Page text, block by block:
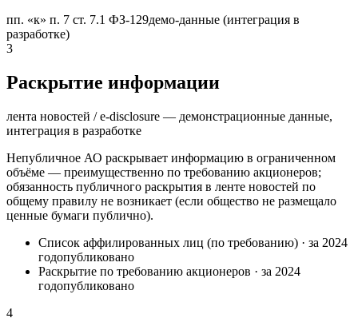
пп. «к» п. 7 ст. 7.1 ФЗ-129демо-данные (интеграция в
разработке)
3
Раскрытие информации
лента новостей / e-disclosure — демонстрационные данные,
интеграция в разработке
Непубличное АО раскрывает информацию в ограниченном
объёме — преимущественно по требованию акционеров;
обязанность публичного раскрытия в ленте новостей по
общему правилу не возникает (если общество не размещало
ценные бумаги публично).
Список аффилированных лиц (по требованию) · за 2024
годопубликовано
Раскрытие по требованию акционеров · за 2024
годопубликовано
4